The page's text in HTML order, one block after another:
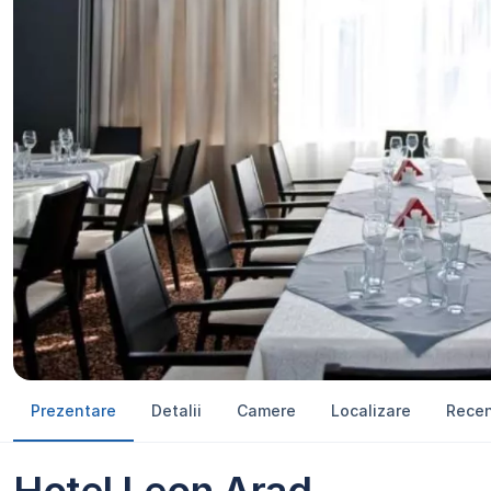
Prezentare Detalii Camere Localizare